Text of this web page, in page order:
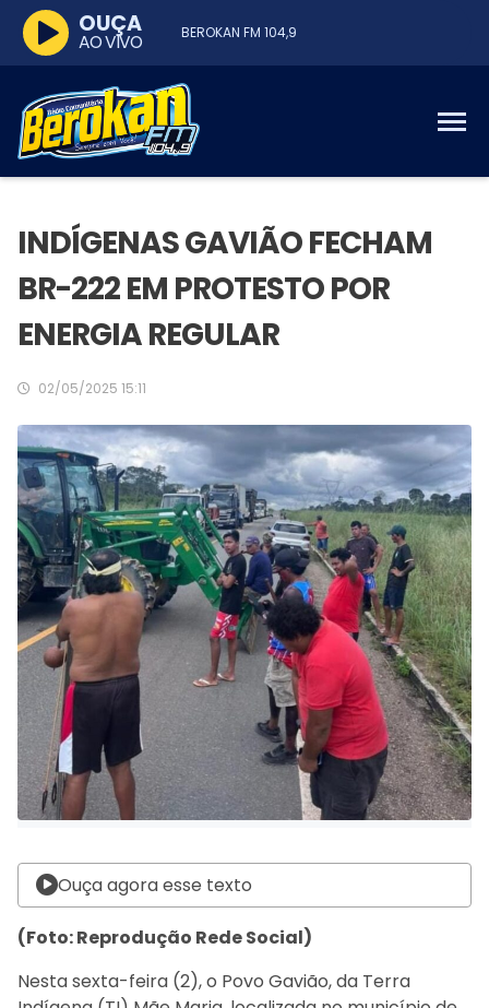
BEROKAN FM 104,9
OUÇA
AO VIVO
INDÍGENAS GAVIÃO FECHAM
BR-222 EM PROTESTO POR
ENERGIA REGULAR
02/05/2025 15:11
Ouça agora esse texto
(Foto: Reprodução Rede Social)
Nesta sexta-feira (2), o Povo Gavião, da Terra